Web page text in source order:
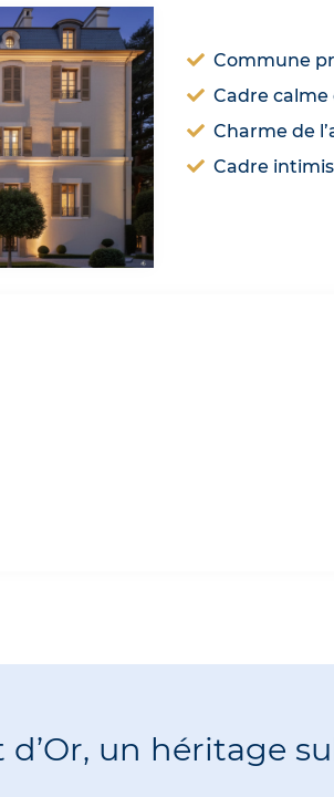
Commune
Cadre
Charme de
Cadre
d’Or, un héritage